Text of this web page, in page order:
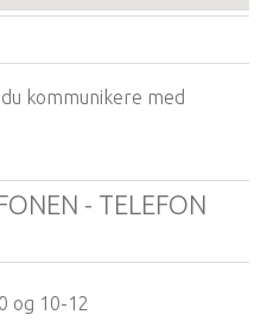
du kommunikere med
- TELEFON
og 10-12